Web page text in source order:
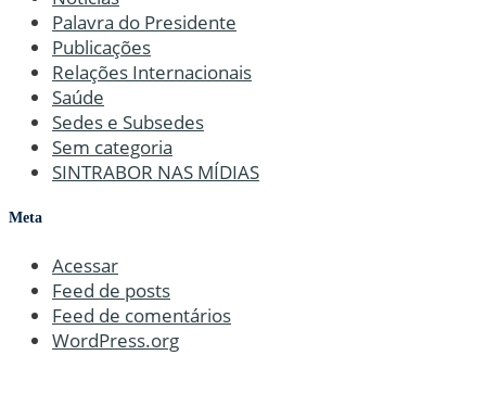
Palavra do Presidente
Publicações
Relações Internacionais
Saúde
Sedes e Subsedes
Sem categoria
SINTRABOR NAS MÍDIAS
Meta
Acessar
Feed de posts
Feed de comentários
WordPress.org